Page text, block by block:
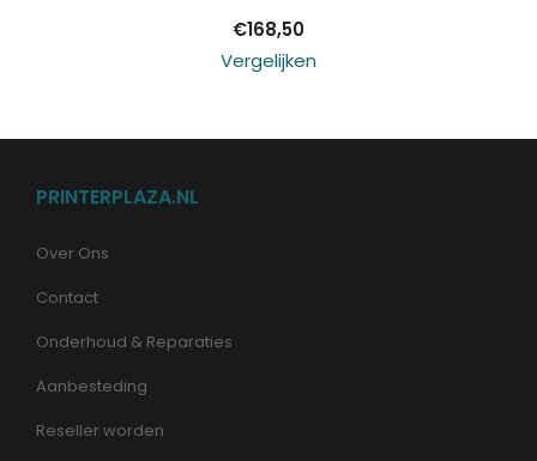
€168,50
Vergelijken
PRINTERPLAZA.NL
Over Ons
Contact
Onderhoud & Reparaties
Aanbesteding
Reseller worden